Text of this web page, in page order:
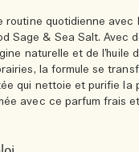
routine quotidienne avec
Sage & Sea Salt. Avec
naturelle et de l’huile
la formule se
qui nettoie et purifie la
avec ce parfum frais